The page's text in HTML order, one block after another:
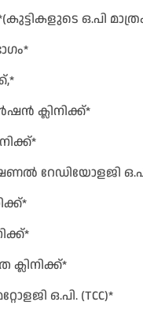
ഒ.പി
ക്ലിനിക്ക്*
റേഡിയോളജി
ഒ.പി. (TCC)*